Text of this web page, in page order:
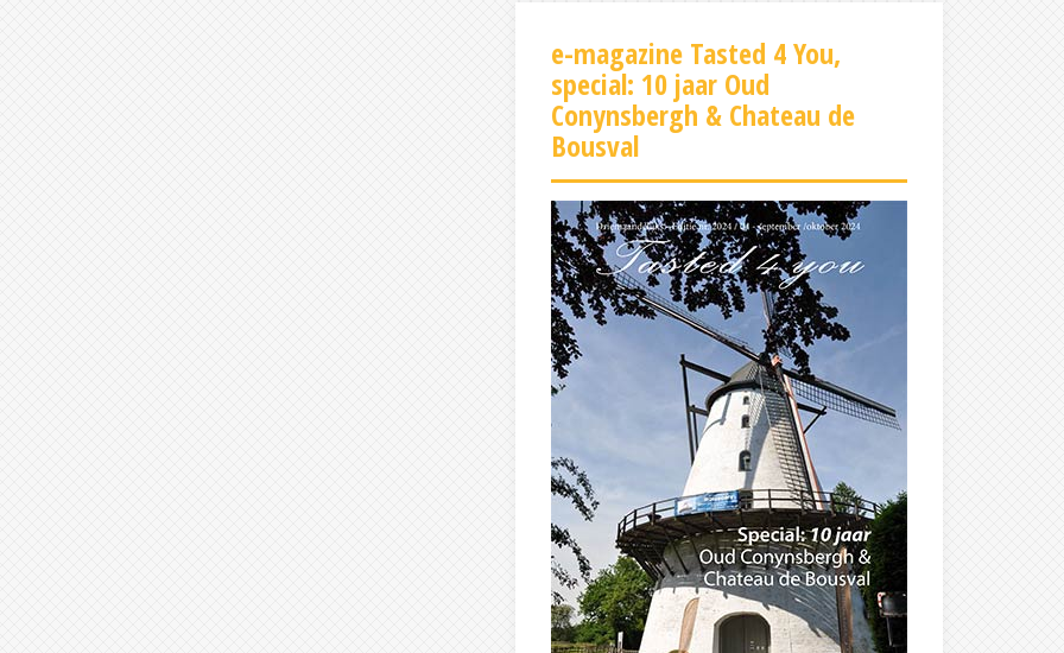
e-magazine Tasted 4 You,
special: 10 jaar Oud
Conynsbergh & Chateau de
Bousval